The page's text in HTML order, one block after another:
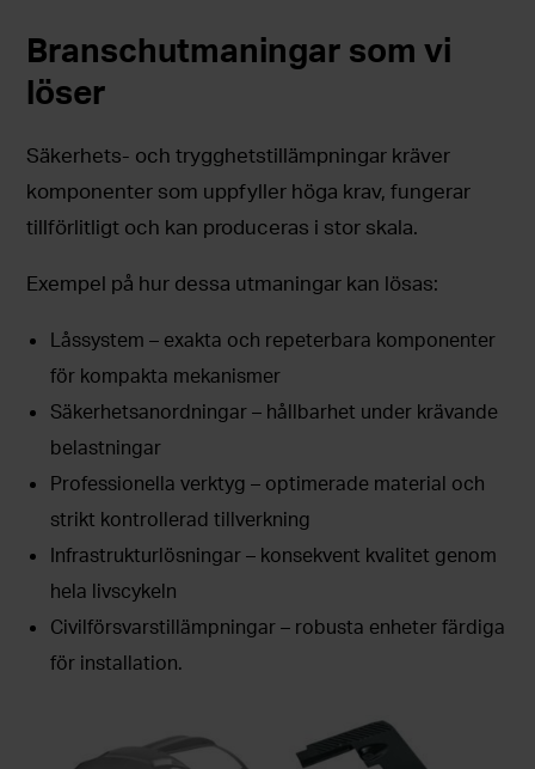
Branschutmaningar som vi
löser
Säkerhets- och trygghetstillämpningar kräver
komponenter som uppfyller höga krav, fungerar
tillförlitligt och kan produceras i stor skala.
Exempel på hur dessa utmaningar kan lösas:
Låssystem – exakta och repeterbara komponenter
för kompakta mekanismer
Säkerhetsanordningar – hållbarhet under krävande
belastningar
Professionella verktyg – optimerade material och
strikt kontrollerad tillverkning
Infrastrukturlösningar – konsekvent kvalitet genom
hela livscykeln
Civilförsvarstillämpningar – robusta enheter färdiga
för installation.